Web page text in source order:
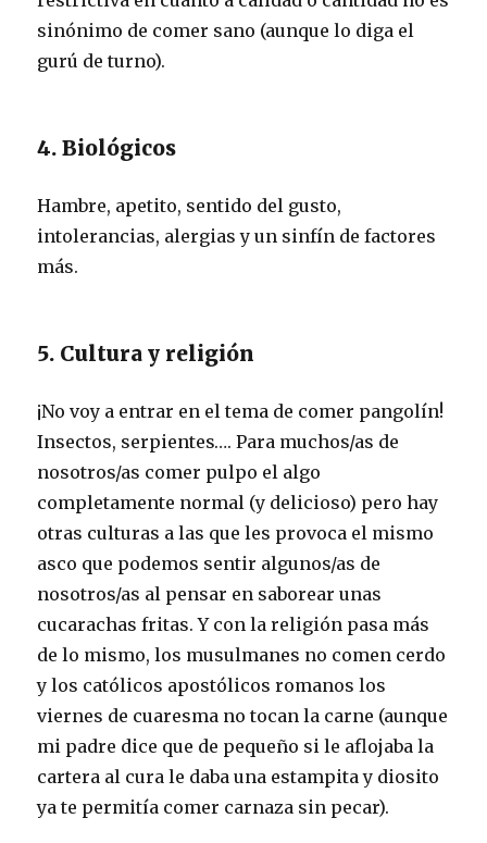
sinónimo de comer sano (aunque lo diga el
gurú de turno).
4. Biológicos
Hambre, apetito, sentido del gusto,
intolerancias, alergias y un sinfín de factores
más.
5. Cultura y religión
¡No voy a entrar en el tema de comer pangolín!
Insectos, serpientes…. Para muchos/as de
nosotros/as comer pulpo el algo
completamente normal (y delicioso) pero hay
otras culturas a las que les provoca el mismo
asco que podemos sentir algunos/as de
nosotros/as al pensar en saborear unas
cucarachas fritas. Y con la religión pasa más
de lo mismo, los musulmanes no comen cerdo
y los católicos apostólicos romanos los
viernes de cuaresma no tocan la carne (aunque
mi padre dice que de pequeño si le aflojaba la
cartera al cura le daba una estampita y diosito
ya te permitía comer carnaza sin pecar).